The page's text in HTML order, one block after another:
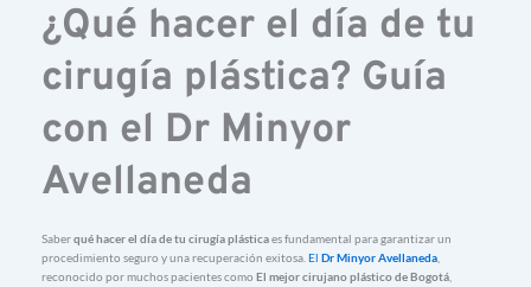
¿Qué hacer el día de tu
cirugía plástica? Guía
con el Dr Minyor
Avellaneda
Saber qué hacer el día de tu cirugía plásticaes fundamental para garantizar un
procedimiento seguro y una recuperación exitosa. El Dr Minyor Avellaneda
reconocido por muchos pacientes como El mejor cirujano plástico de Bogotá